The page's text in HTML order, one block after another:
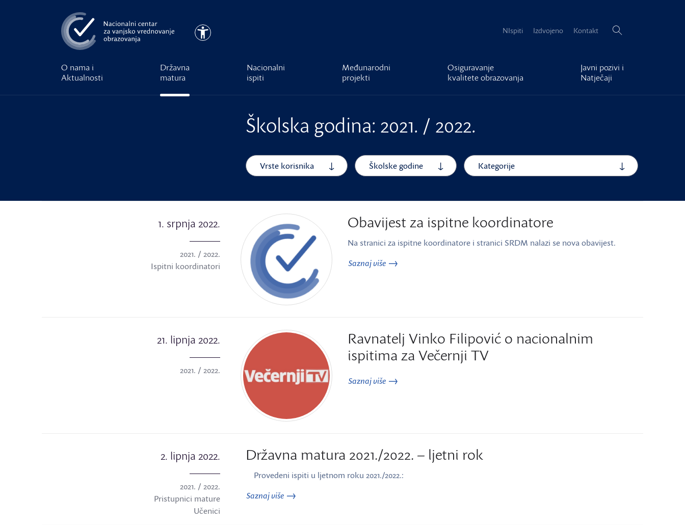
Pristupačnost NIspiti Izdvojeno Kontakt Pretraži:
O nama i
Aktualnosti
Državna
matura
Nacionalni
ispiti
Međunarodni
projekti
Osiguravanje
kvalitete obrazovanja
Javni pozivi i
Natječaji
Školska godina: 2021. / 2022.
Vrste korisnika Školske godine Kategorije
1. srpnja 2022.
2021. / 2022.
Ispitni koordinatori
Obavijest za ispitne koordinatore
Na stranici za ispitne koordinatore i stranici SRDM nalazi se nova obavijest.
Saznaj više
21. lipnja 2022.
2021. / 2022.
Ravnatelj Vinko Filipović o nacionalnim
ispitima za Večernji TV
Saznaj više
2. lipnja 2022.
2021. / 2022.
Pristupnici mature
Učenici
Državna matura 2021./2022. – ljetni rok
Provedeni ispiti u ljetnom roku 2021./2022.:
Saznaj više